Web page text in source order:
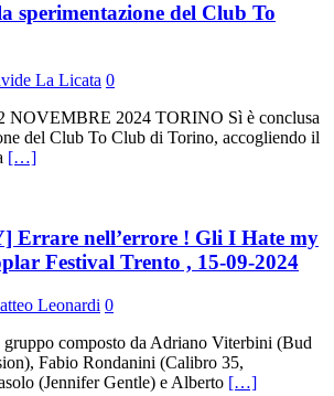
sperimentazione del Club To
La Licata 0
2024 TORINO Sì è conclusa
del Club To Club di Torino, accogliendo il
[…]
Errare nell’errore ! Gli I Hate my
Festival Trento , 15-09-2024
Leonardi 0
composto da Adriano Viterbini (Bud
Fabio Rondanini (Calibro 35,
(Jennifer Gentle) e Alberto […]